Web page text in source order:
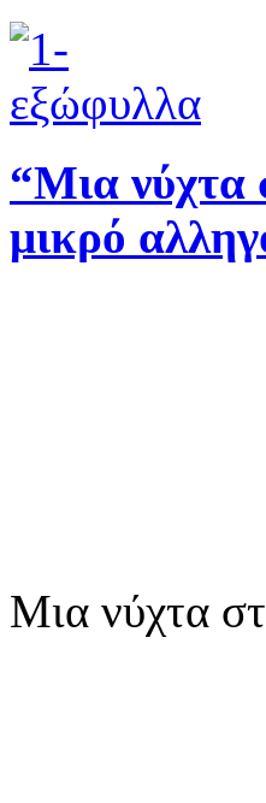
“Μια νύχτα
μικρό
Μια νύχτα